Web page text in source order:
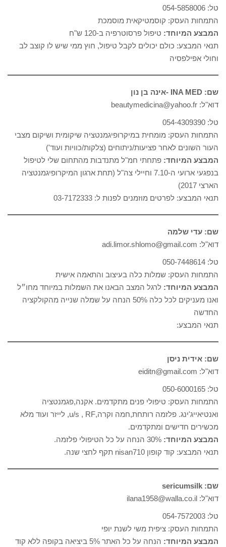
טל: 054-5858006
התמחות העסק: קוסמטיקאית מוסמכת
המבצע המיוחד: טיפול פרסוטרפיה ב-120 ש"ח
תנאי המבצע: כולם יכולים לקבל טיפול, חוץ ממי שיש לו קוצב לב
וחולי אפילפסיה
שם: INA MED -אינה בן נון
דוא"ל: beautymedicina@yahoo.fr
טל: 054-4309390
התמחות העסק: מומחית במיקרופיגמנטציה שיקומית ושיקום מצבי
העור השונים לאחר פציעות/ניתוחים (צלקות/כוויות ועוד')
המבצע המיוחד: פתחתי חמ"ל מתנדבות מהתחום שלי לטיפול
בנפגעי ארועי ה-7.10 וחיילי צה"ל (תחת ארגון המיקרופיגמנטציה
הארצי 2017)
תנאי המבצע: לפרטים מוזמנים לפנות ל: 03-7172333
שם: עדי שלמה
דוא"ל: adi.limor.shlomo@gmail.com
טל: 050-7448614
התמחות העסק: שמלות כלה בעיצוב והתאמה אישית
המבצע המיוחד: לרגל המצב הבאנו את השמלות במיוחד מחו״ל
ואנו מעניקים לכל כלה 50% הנחה על שמלה שנייה מהקולקציה
החדשה
תנאי המבצע:
שם: אידית ניסן
דוא"ל: eiditn@gmail.com
טל: 050-6000165
התמחות העסק: טיפולי פנים מתקדמים. אקנה,פגמנטציה
ואנטיאייג'ינג. פלזמה רותחת,חמה וקרה,u/s , RF, לייזר ועוד מלא
מכשירים חדישים ומתקדמים.
המבצע המיוחד: 30% הנחה על כל הטיפולי פלזמה.
תנאי המבצע: קוד קופון nisan710 תקף לחצי שנה.
שם: sericumsilk
דוא"ל: ilana1958@walla.co.il
טל: 054-7572003
התמחות העסק: ציפית משי לשנת יופי
המבצע המיוחד: הנחה על כל האתר 5% ביציאה בקופה ללא קוד